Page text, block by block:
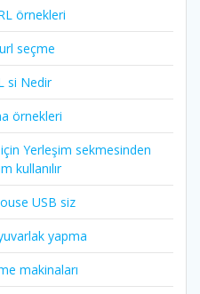
örnekleri
seçme
si Nedir
örnekleri
Yerleşim sekmesinden
kullanılır
USB siz
yapma
makinaları